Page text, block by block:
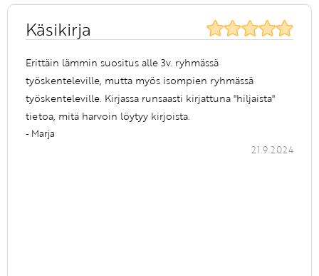
Käsikirja
Erittäin lämmin suositus alle 3v. ryhmässä
työskenteleville, mutta myös isompien ryhmässä
työskenteleville. Kirjassa runsaasti kirjattuna "hiljaista"
tietoa, mitä harvoin löytyy kirjoista.
- Marja
21.9.2024